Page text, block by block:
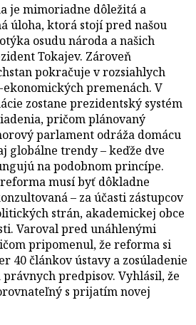
je mimoriadne dôležitá a
úloha, ktorá stojí pred našou
osudu národa a našich
Tokajev. Zároveň
pokračuje v rozsiahlych
premenách. V
zostane prezidentský systém
pričom plánovaný
parlament odráža domácu
globálne trendy – keďže dve
na podobnom princípe.
musí byť dôkladne
– za účasti zástupcov
strán, akademickej obce
Varoval pred unáhlenými
pripomenul, že reforma si
40 článkov ústavy a zosúladenie
právnych predpisov. Vyhlásil, že
s prijatím novej